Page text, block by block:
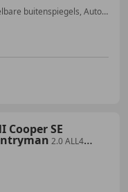
Parkeerhulp met camera, Elektrisch verstelbare buitenspiegels, Automatische klimaatregeling, Stoelverwarming, Alarm, Android Auto, Lederen stuurwiel, Lane Departure Warning Systeem
Cooper SE
2.0 ALL4